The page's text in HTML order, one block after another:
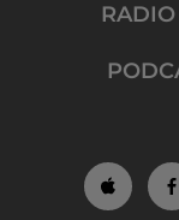
RADIO